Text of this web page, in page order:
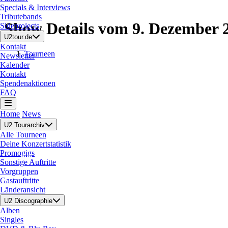
Specials & Interviews
Tributebands
Sideprojects
U2tour.de
Kontakt
Newsletter
Kalender
Kontakt
Spendenaktionen
FAQ
Home News
U2 Tourarchiv
Alle Tourneen
Deine Konzertstatistik
Promogigs
Sonstige Auftritte
Vorgruppen
Gastauftritte
Länderansicht
U2 Discographie
Alben
Singles
Show Details vom 9. Dezember
Tourneen